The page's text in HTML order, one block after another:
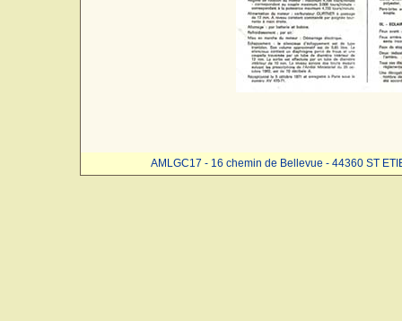
AMLGC17 - 16 chemin de Bellevue - 44360 ST